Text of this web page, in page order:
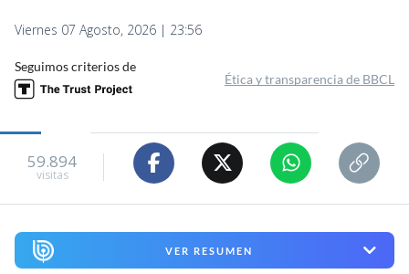
Viernes 07 Agosto, 2026 | 23:56
Seguimos criterios de
Ética y transparencia de BBCL
59.894
visitas
VER RESUMEN